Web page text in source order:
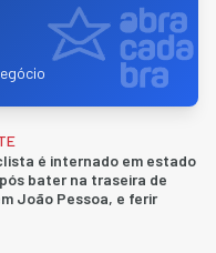
é internado em estado
bater na traseira de
João Pessoa, e ferir